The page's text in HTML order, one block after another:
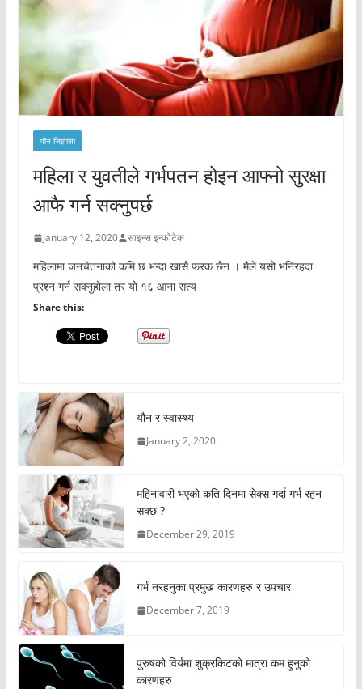
यौन जिज्ञासा
महिला र युवतीले गर्भपतन होइन आफ्नो सुरक्षा
आफै गर्न सक्नुपर्छ
January 12, 2020 साइन्स इन्फोटेक
महिलामा जनचेतनाको कमि छ भन्दा खासै फरक छैन । मैले यसो भनिरहदा
प्रश्न गर्न सक्नुहोला तर यो १६ आना सत्य
Share this:
यौन र स्वास्थ्य
January 2, 2020
महिनावारी भएको कति दिनमा सेक्स गर्दा गर्भ रहन
सक्छ ?
December 29, 2019
गर्भ नरहनुका प्रमुख कारणहरु र उपचार
December 7, 2019
पुरुषको विर्यमा शुक्रकिटको मात्रा कम हुनुको
कारणहरु